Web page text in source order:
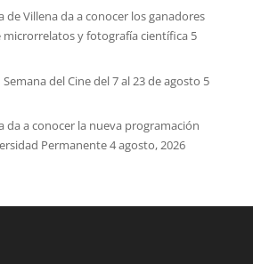
de Villena da a conocer los ganadores
microrrelatos y fotografía científica 5
del Cine del 7 al 23 de agosto 5
da a conocer la nueva programación
Permanente4 agosto, 2026